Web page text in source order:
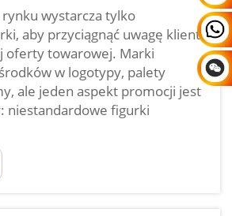
rynku wystarcza tylko
aby przyciągnąć uwagę klienta
oferty towarowej. Marki
w logotypy, palety
ale jeden aspekt promocji jest
niestandardowe figurki